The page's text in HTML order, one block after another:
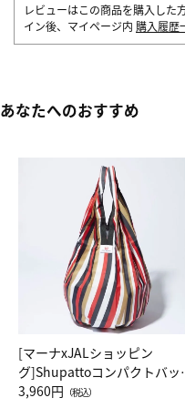
レビューはこの商品を購入した
イン後、マイページ内 購入履歴
あなたへのおすすめ
[マーナxJALショッピン
グ]Shupattoコンパクトバッ
Drop JAL客室乗務員（LC）ス
3,960円 （税込）